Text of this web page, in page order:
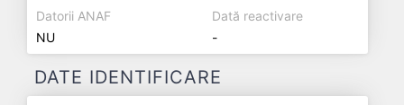
Datorii ANAF
NU
Dată reactivare
-
DATE IDENTIFICARE